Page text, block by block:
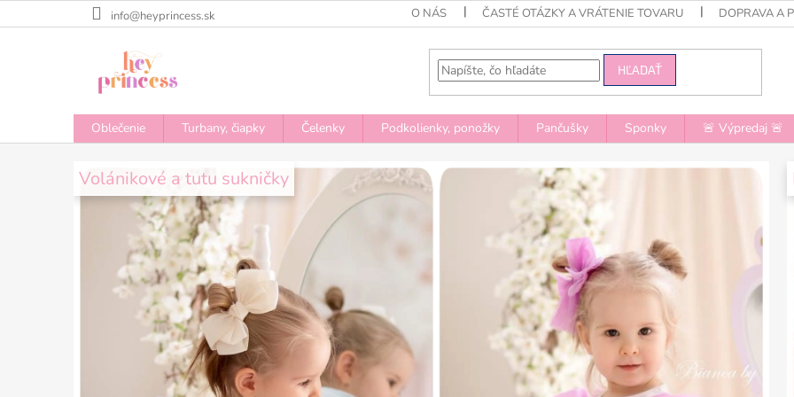
na
info@heyprincess.sk O NÁS ČASTÉ OTÁZKY A VRÁTENIE TOVARU DOPRAVA A
HĽADAŤ
Oblečenie Turbany, čiapky Čelenky Podkolienky, ponožky Pančušky Sponky 🚨 Výpredaj 🚨
e
y
Volánikové a tutu sukničky